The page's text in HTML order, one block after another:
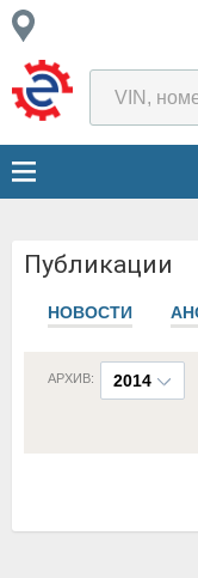
Публикации
НОВОСТИ
2014
АРХИВ: